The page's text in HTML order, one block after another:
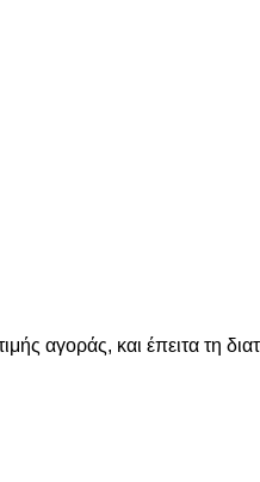
αγοράς, και έπειτα τη